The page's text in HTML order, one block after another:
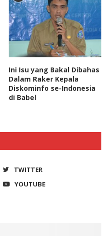
Ini Isu yang Bakal Dibahas
Dalam Raker Kepala
Diskominfo se-Indonesia
di Babel
TWITTER
YOUTUBE